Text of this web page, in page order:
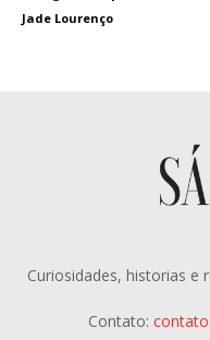
Jade Lourenço
Curiosidades, historias e
Contato: